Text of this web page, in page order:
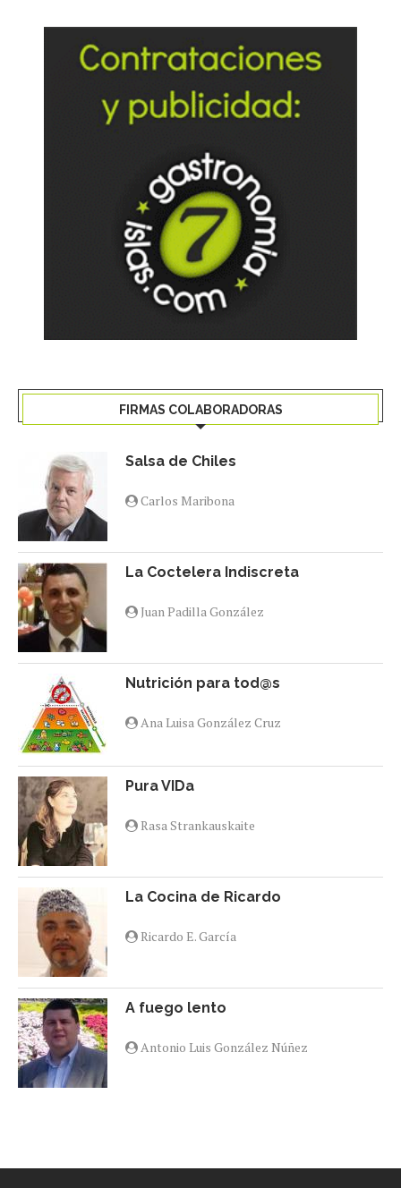
FIRMAS COLABORADORAS
Salsa de Chiles
Carlos Maribona
La Coctelera Indiscreta
Juan Padilla González
Nutrición para tod@s
Ana Luisa González Cruz
Pura VIDa
Rasa Strankauskaite
La Cocina de Ricardo
Ricardo E. García
A fuego lento
Antonio Luis González Núñez